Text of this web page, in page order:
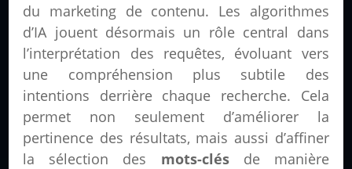
du marketing de contenu. Les algorithmes
d’IA jouent désormais un rôle central dans
l’interprétation des requêtes, évoluant vers
une compréhension plus subtile des
intentions derrière chaque recherche. Cela
permet non seulement d’améliorer la
pertinence des résultats, mais aussi d’affiner
la sélection des mots-clésde manière